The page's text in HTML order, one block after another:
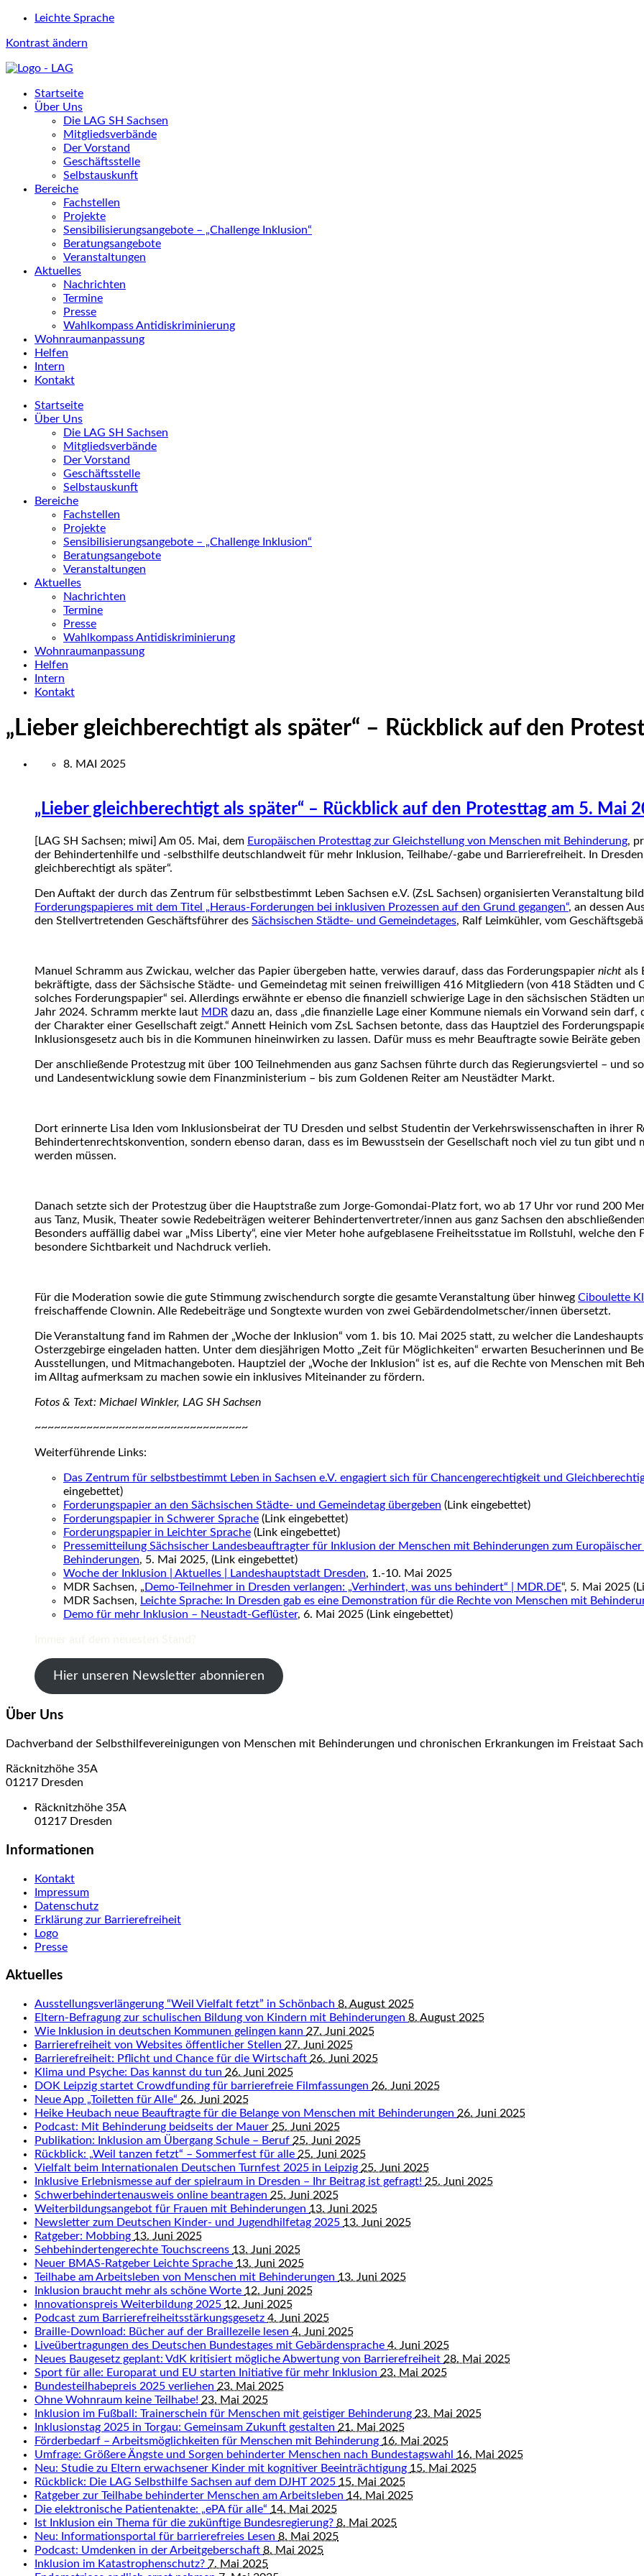
Leichte Sprache
Kontrast ändern
Startseite
Über Uns
Die LAG SH Sachsen
Mitgliedsverbände
Der Vorstand
Geschäftsstelle
Selbstauskunft
Bereiche
Fachstellen
Projekte
Sensibilisierungsangebote – „Challenge Inklusion“
Beratungsangebote
Veranstaltungen
Aktuelles
Nachrichten
Termine
Presse
Wahlkompass Antidiskriminierung
Wohnraumanpassung
Helfen
Intern
Kontakt
Startseite
Über Uns
Die LAG SH Sachsen
Mitgliedsverbände
Der Vorstand
Geschäftsstelle
Selbstauskunft
Bereiche
Fachstellen
Projekte
Sensibilisierungsangebote – „Challenge Inklusion“
Beratungsangebote
Veranstaltungen
Aktuelles
Nachrichten
Termine
Presse
Wahlkompass Antidiskriminierung
Wohnraumanpassung
Helfen
Intern
Kontakt
„Lieber gleichberechtigt als später“ – Rückblick auf den
8. MAI 2025
„Lieber gleichberechtigt als später“ – Rückblick auf den Protesttag am 5. Mai
[LAG SH Sachsen; miwi] Am 05. Mai, dem Europäischen Protesttag zur Gleichstellung von Menschen mit Behinderung,
der Behindertenhilfe und -selbsthilfe deutschlandweit für mehr Inklusion, Teilhabe/-gabe und Barrierefreiheit. In
gleichberechtigt als später“.
Den Auftakt der durch das Zentrum für selbstbestimmt Leben Sachsen e.V. (ZsL Sachsen) organisierten Veranstaltung
Forderungspapieres mit dem Titel „Heraus-Forderungen bei inklusiven Prozessen auf den Grund gegangen“, an dessen
den Stellvertretenden Geschäftsführer des Sächsischen Städte- und Gemeindetages, Ralf Leimkühler, vom
Manuel Schramm aus Zwickau, welcher das Papier übergeben hatte, verwies darauf, dass das Forderungspapier nicht als
bekräftigte, dass der Sächsische Städte- und Gemeindetag mit seinen freiwilligen 416 Mitgliedern (von 418 Städten und
solches Forderungspapier“ sei. Allerdings erwähnte er ebenso die finanziell schwierige Lage in den sächsischen Städten
Jahr 2024. Schramm merkte laut MDR dazu an, dass „die finanzielle Lage einer Kommune niemals ein Vorwand sein
der Charakter einer Gesellschaft zeigt.“ Annett Heinich vom ZsL Sachsen betonte, dass das Hauptziel des
Inklusionsgesetz auch bis in die Kommunen hineinwirken zu lassen. Dafür muss es mehr Beauftragte sowie Beiräte
Der anschließende Protestzug mit über 100 Teilnehmenden aus ganz Sachsen führte durch das Regierungsviertel –
und Landesentwicklung sowie dem Finanzministerium – bis zum Goldenen Reiter am Neustädter Markt.
Dort erinnerte Lisa Iden vom Inklusionsbeirat der TU Dresden und selbst Studentin der Verkehrswissenschaften in ihrer
Behindertenrechtskonvention, sondern ebenso daran, dass es im Bewusstsein der Gesellschaft noch viel zu tun gibt
werden müssen.
Danach setzte sich der Protestzug über die Hauptstraße zum Jorge-Gomondai-Platz fort, wo ab 17 Uhr vor rund 200
aus Tanz, Musik, Theater sowie Redebeiträgen weiterer Behindertenvertreter/innen aus ganz Sachsen den
Besonders auffällig dabei war „Miss Liberty“, eine vier Meter hohe aufgeblasene Freiheitsstatue im Rollstuhl, welche
besondere Sichtbarkeit und Nachdruck verlieh.
Für die Moderation sowie die gute Stimmung zwischendurch sorgte die gesamte Veranstaltung über hinweg Ciboulette
freischaffende Clownin. Alle Redebeiträge und Songtexte wurden von zwei Gebärdendolmetscher/innen übersetzt.
Die Veranstaltung fand im Rahmen der „Woche der Inklusion“ vom 1. bis 10. Mai 2025 statt, zu welcher die
Osterzgebirge eingeladen hatten. Unter dem diesjährigen Motto „Zeit für Möglichkeiten“ erwarten Besucherinnen und
Ausstellungen, und Mitmachangeboten. Hauptziel der „Woche der Inklusion“ ist es, auf die Rechte von Menschen mit
im Alltag aufmerksam zu machen sowie ein inklusives Miteinander zu fördern.
Fotos & Text: Michael Winkler, LAG SH Sachsen
~~~~~~~~~~~~~~~~~~~~~~~~~~~~~~~~~
Weiterführende Links:
Das Zentrum für selbstbestimmt Leben in Sachsen e.V. engagiert sich für Chancengerechtigkeit und
eingebettet)
Forderungspapier an den Sächsischen Städte- und Gemeindetag übergeben (Link eingebettet)
Forderungspapier in Schwerer Sprache (Link eingebettet)
Forderungspapier in Leichter Sprache (Link eingebettet)
Pressemitteilung Sächsischer Landesbeauftragter für Inklusion der Menschen mit Behinderungen zum
Behinderungen, 5. Mai 2025, (Link eingebettet)
Woche der Inklusion | Aktuelles | Landeshauptstadt Dresden, 1.-10. Mai 2025
MDR Sachsen, „ Demo-Teilnehmer in Dresden verlangen: „Verhindert, was uns behindert“ | MDR.DE“, 5. Mai 2025
MDR Sachsen, Leichte Sprache: In Dresden gab es eine Demonstration für die Rechte von Menschen mit
Demo für mehr Inklusion – Neustadt-Geflüster, 6. Mai 2025 (Link eingebettet)
Hier unseren Newsletter abonnieren
Über Uns
Dachverband der Selbsthilfevereinigungen von Menschen mit Behinderungen und chronischen Erkrankungen im Freistaat
Räcknitzhöhe 35A
01217 Dresden
Räcknitzhöhe 35A
01217 Dresden
Informationen
Kontakt
Impressum
Datenschutz
Erklärung zur Barrierefreiheit
Logo
Presse
Aktuelles
Ausstellungsverlängerung “Weil Vielfalt fetzt” in Schönbach 8. August 2025
Eltern-Befragung zur schulischen Bildung von Kindern mit Behinderungen 8. August 2025
Wie Inklusion in deutschen Kommunen gelingen kann 27. Juni 2025
Barrierefreiheit von Websites öffentlicher Stellen 27. Juni 2025
Barrierefreiheit: Pflicht und Chance für die Wirtschaft 26. Juni 2025
Klima und Psyche: Das kannst du tun 26. Juni 2025
DOK Leipzig startet Crowdfunding für barrierefreie Filmfassungen 26. Juni 2025
Neue App „Toiletten für Alle“ 26. Juni 2025
Heike Heubach neue Beauftragte für die Belange von Menschen mit Behinderungen 26. Juni 2025
Podcast: Mit Behinderung beidseits der Mauer 25. Juni 2025
Publikation: Inklusion am Übergang Schule – Beruf 25. Juni 2025
Rückblick: „Weil tanzen fetzt“ – Sommerfest für alle 25. Juni 2025
Vielfalt beim Internationalen Deutschen Turnfest 2025 in Leipzig 25. Juni 2025
Inklusive Erlebnismesse auf der spielraum in Dresden – Ihr Beitrag ist gefragt! 25. Juni 2025
Schwerbehindertenausweis online beantragen 25. Juni 2025
Weiterbildungsangebot für Frauen mit Behinderungen 13. Juni 2025
Newsletter zum Deutschen Kinder- und Jugendhilfetag 2025 13. Juni 2025
Ratgeber: Mobbing 13. Juni 2025
Sehbehindertengerechte Touchscreens 13. Juni 2025
Neuer BMAS-Ratgeber Leichte Sprache 13. Juni 2025
Teilhabe am Arbeitsleben von Menschen mit Behinderungen 13. Juni 2025
Inklusion braucht mehr als schöne Worte 12. Juni 2025
Innovationspreis Weiterbildung 2025 12. Juni 2025
Podcast zum Barrierefreiheitsstärkungsgesetz 4. Juni 2025
Braille-Download: Bücher auf der Braillezeile lesen 4. Juni 2025
Liveübertragungen des Deutschen Bundestages mit Gebärdensprache 4. Juni 2025
Neues Baugesetz geplant: VdK kritisiert mögliche Abwertung von Barrierefreiheit 28. Mai 2025
Sport für alle: Europarat und EU starten Initiative für mehr Inklusion 23. Mai 2025
Bundesteilhabepreis 2025 verliehen 23. Mai 2025
Ohne Wohnraum keine Teilhabe! 23. Mai 2025
Inklusion im Fußball: Trainerschein für Menschen mit geistiger Behinderung 23. Mai 2025
Inklusionstag 2025 in Torgau: Gemeinsam Zukunft gestalten 21. Mai 2025
Förderbedarf – Arbeitsmöglichkeiten für Menschen mit Behinderung 16. Mai 2025
Umfrage: Größere Ängste und Sorgen behinderter Menschen nach Bundestagswahl 16. Mai 2025
Neu: Studie zu Eltern erwachsener Kinder mit kognitiver Beeinträchtigung 15. Mai 2025
Rückblick: Die LAG Selbsthilfe Sachsen auf dem DJHT 2025 15. Mai 2025
Ratgeber zur Teilhabe behinderter Menschen am Arbeitsleben 14. Mai 2025
Die elektronische Patientenakte: „ePA für alle“ 14. Mai 2025
Ist Inklusion ein Thema für die zukünftige Bundesregierung? 8. Mai 2025
Neu: Informationsportal für barrierefreies Lesen 8. Mai 2025
Podcast: Umdenken in der Arbeitgeberschaft 8. Mai 2025
Inklusion im Katastrophenschutz? 7. Mai 2025